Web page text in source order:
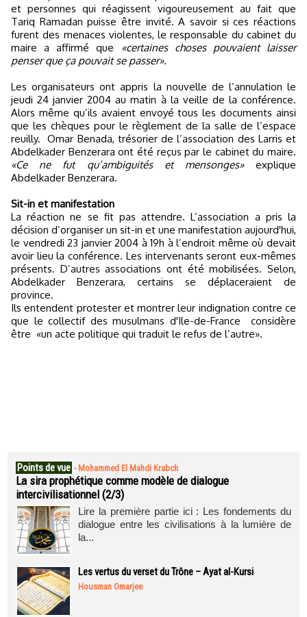
et personnes qui réagissent vigoureusement au fait que
Tariq Ramadan puisse être invité. A savoir si ces réactions
furent des menaces violentes, le responsable du cabinet du
maire a affirmé que
«certaines choses pouvaient laisser
penser que ça pouvait se passer».
Les organisateurs ont appris la nouvelle de l’annulation le
jeudi 24 janvier 2004 au matin à la veille de la conférence.
Alors même qu’ils avaient envoyé tous les documents ainsi
que les chèques pour le règlement de la salle de l’espace
reuilly.
Omar Benada, trésorier de l’association des Larris et
Abdelkader Benzerara ont été reçus par le cabinet du maire.
«Ce ne fut qu’ambiguités et mensonges»explique
Abdelkader Benzerara.
Sit-in et manifestation
La réaction ne se fit pas attendre. L’association a pris la
décision d’organiser un sit-in et une manifestation aujourd'hui,
le vendredi 23 janvier 2004 à 19h à l’endroit même où devait
avoir lieu la conférence. Les intervenants seront eux-mêmes
présents. D’autres associations ont été mobilisées. Selon,
Abdelkader Benzerara, certains se déplaceraient de
province.
Ils entendent protester et montrer leur indignation contre ce
que le collectif des musulmans d'Ile-de-France considère
être «un acte politique qui traduit le refus de l’autre».
Points de vue - Mohammed El Mahdi Krabch
La sira prophétique comme modèle de dialogue
intercivilisationnel (2/3)
Lire la première partie ici : Les fondements du
dialogue entre les civilisations à la lumière de
la...
Les vertus du verset du Trône – Ayat al-Kursi
Housman Omarjee